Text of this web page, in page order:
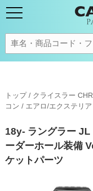
トップ/ クライスラー
コン / エアロ/エクステリア
18y- ラングラー JL
ーダーホール装備
ケットパーツ